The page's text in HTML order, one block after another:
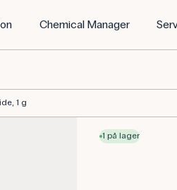
Chemical Manager
1 g
1 på lager